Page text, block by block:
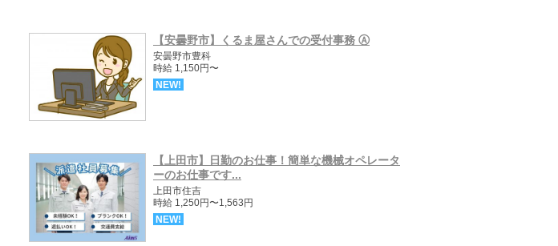
【安曇野市】くるま屋さんでの受付事務 Ⓐ
安曇野市豊科
時給 1,150円〜
NEW!
【上田市】日勤のお仕事！簡単な機械オペレータ
ーのお仕事です...
上田市住吉
時給 1,250円〜1,563円
NEW!